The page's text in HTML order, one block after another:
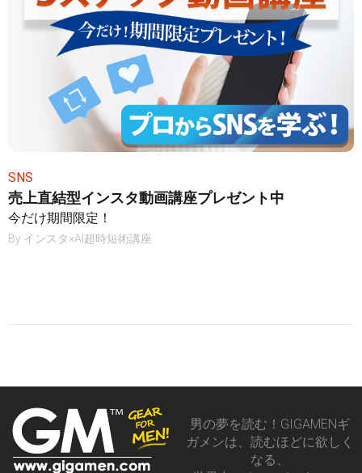
SNS
売上直結型インスタ動画講座プレゼント中
今だけ期間限定！
By インスタ×AI超時短術講座
男の夢を読む！GIGAMENギ
ガメンは、読むほどに欲しく
なる、